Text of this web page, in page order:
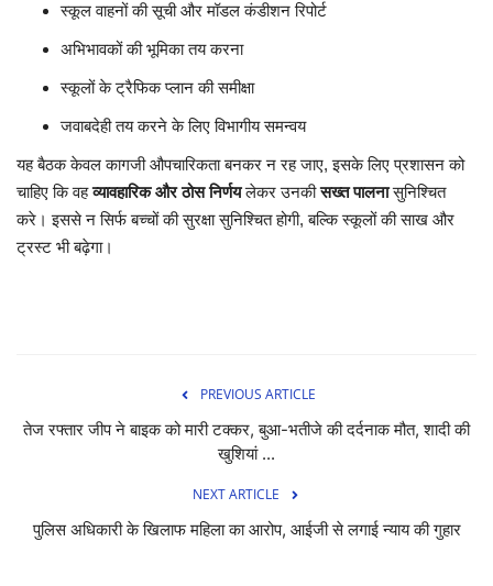
स्कूल वाहनों की सूची और मॉडल कंडीशन रिपोर्ट
अभिभावकों की भूमिका तय करना
स्कूलों के ट्रैफिक प्लान की समीक्षा
जवाबदेही तय करने के लिए विभागीय समन्वय
यह बैठक केवल कागजी औपचारिकता बनकर न रह जाए, इसके लिए प्रशासन को
चाहिए कि वहव्यावहारिक और ठोस निर्णयलेकर उनकीसख्त पालनासुनिश्चित
करे। इससे न सिर्फ बच्चों की सुरक्षा सुनिश्चित होगी, बल्कि स्कूलों की साख और
ट्रस्ट भी बढ़ेगा।
PREVIOUS ARTICLE
तेज रफ्तार जीप ने बाइक को मारी टक्कर, बुआ-भतीजे की दर्दनाक मौत, शादी की
खुशियां ...
NEXT ARTICLE
पुलिस अधिकारी के खिलाफ महिला का आरोप, आईजी से लगाई न्याय की गुहार